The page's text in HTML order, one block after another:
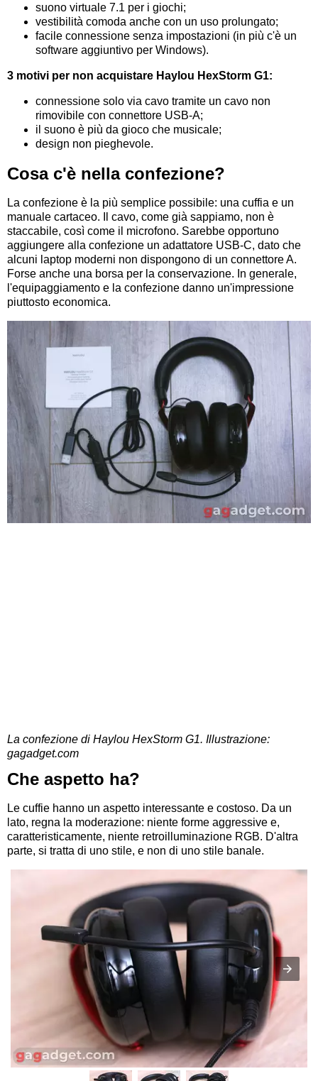
suono virtuale 7.1 per i giochi;
vestibilità comoda anche con un uso prolungato;
facile connessione senza impostazioni (in più c'è un
software aggiuntivo per Windows).
3 motivi per non acquistare Haylou HexStorm G1:
connessione solo via cavo tramite un cavo non
rimovibile con connettore USB-A;
il suono è più da gioco che musicale;
design non pieghevole.
Cosa c'è nella confezione?
La confezione è la più semplice possibile: una cuffia e un
manuale cartaceo. Il cavo, come già sappiamo, non è
staccabile, così come il microfono. Sarebbe opportuno
aggiungere alla confezione un adattatore USB-C, dato che
alcuni laptop moderni non dispongono di un connettore A.
Forse anche una borsa per la conservazione. In generale,
l'equipaggiamento e la confezione danno un'impressione
piuttosto economica.
La confezione di Haylou HexStorm G1. Illustrazione:
gagadget.com
Che aspetto ha?
Le cuffie hanno un aspetto interessante e costoso. Da un
lato, regna la moderazione: niente forme aggressive e,
caratteristicamente, niente retroilluminazione RGB. D'altra
parte, si tratta di uno stile, e non di uno stile banale.